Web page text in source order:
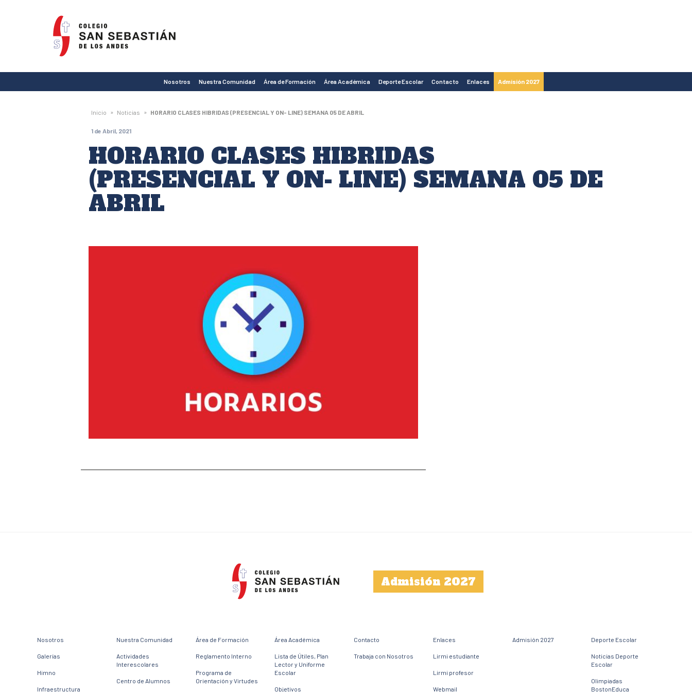
Colegio
San
Sebastián
de
Los
Andes
Nosotros Nuestra Comunidad Área de Formación Área Académica Deporte Escolar Contacto Enlaces Admisión 2027
Inicio » Noticias » HORARIO CLASES HIBRIDAS (PRESENCIAL Y ON- LINE) SEMANA 05 DE ABRIL
1 de Abril, 2021
HORARIO CLASES HIBRIDAS
(PRESENCIAL Y ON- LINE) SEMANA 05 DE
ABRIL
Admisión 2027
Nosotros
Galerías
Himno
Infraestructura
Nuestra Comunidad
Actividades
Interescolares
Centro de Alumnos
Área de Formación
Reglamento Interno
Programa de
Orientación y Virtudes
Área Académica
Lista de Útiles, Plan
Lector y Uniforme
Escolar
Objetivos
Contacto
Trabaja con Nosotros
Enlaces
Lirmi estudiante
Lirmi profesor
Webmail
Admisión 2027 Deporte Escolar
Noticias Deporte
Escolar
Olimpiadas
BostonEduca